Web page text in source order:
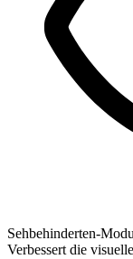
Sehbehinderten-
Verbessert die